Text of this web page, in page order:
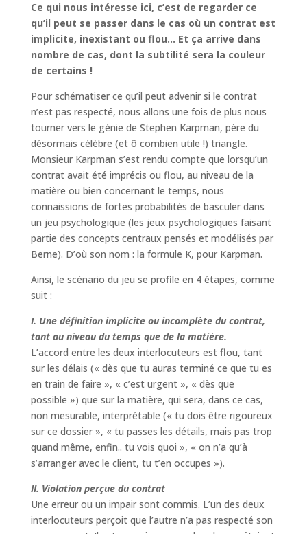
Ce qui nous intéresse ici, c’est de regarder ce
qu’il peut se passer dans le cas où un contrat est
implicite, inexistant ou flou… Et ça arrive dans
nombre de cas, dont la subtilité sera la couleur
de certains !
Pour schématiser ce qu’il peut advenir si le contrat
n’est pas respecté, nous allons une fois de plus nous
tourner vers le génie de Stephen Karpman, père du
désormais célèbre (et ô combien utile !) triangle.
Monsieur Karpman s’est rendu compte que lorsqu’un
contrat avait été imprécis ou flou, au niveau de la
matière ou bien concernant le temps, nous
connaissions de fortes probabilités de basculer dans
un jeu psychologique (les jeux psychologiques faisant
partie des concepts centraux pensés et modélisés par
Berne). D’où son nom : la formule K, pour Karpman.
Ainsi, le scénario du jeu se profile en 4 étapes, comme
suit :
I. Une définition implicite ou incomplète du contrat,
tant au niveau du temps que de la matière.
L’accord entre les deux interlocuteurs est flou, tant
sur les délais (« dès que tu auras terminé ce que tu es
en train de faire », « c’est urgent », « dès que
possible ») que sur la matière, qui sera, dans ce cas,
non mesurable, interprétable (« tu dois être rigoureux
sur ce dossier », « tu passes les détails, mais pas trop
quand même, enfin.. tu vois quoi », « on n’a qu’à
s’arranger avec le client, tu t’en occupes »).
II. Violation perçue du contrat
Une erreur ou un impair sont commis. L’un des deux
interlocuteurs perçoit que l’autre n’a pas respecté son